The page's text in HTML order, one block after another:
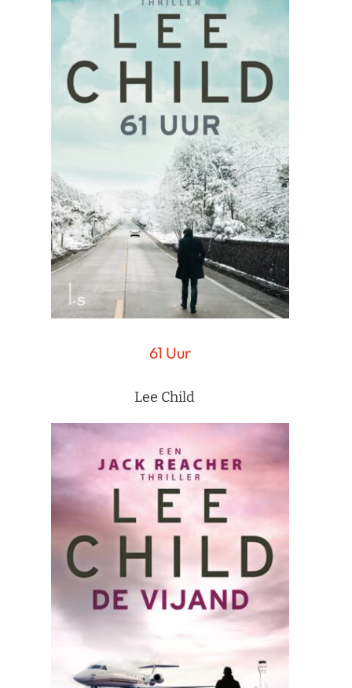
61 Uur
Lee Child